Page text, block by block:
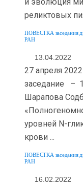
реликтовых
ПОВЕСТКА заседания
РАН
13.04.2022
27 апреля
заседание –
Шарапова
уровней N-
крови ...
ПОВЕСТКА заседания
РАН
16.02.2022